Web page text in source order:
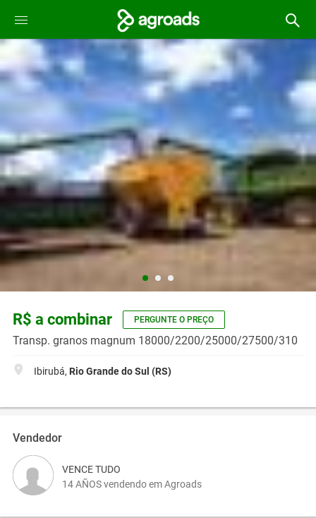
R$ a combinar PERGUNTE O PREÇO
Transp. granos magnum 18000/2200/25000/27500/310
Ibirubá, Rio Grande do Sul (RS)
Vendedor
VENCE TUDO
14 AÑOS vendendo em Agroads